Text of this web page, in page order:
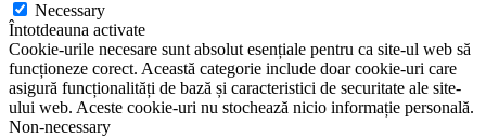
Necessary
Întotdeauna activate
Cookie-urile necesare sunt absolut esențiale pentru ca site-ul web să
funcționeze corect. Această categorie include doar cookie-uri care
asigură funcționalități de bază și caracteristici de securitate ale site-
ului web. Aceste cookie-uri nu stochează nicio informație personală.
Non-necessary